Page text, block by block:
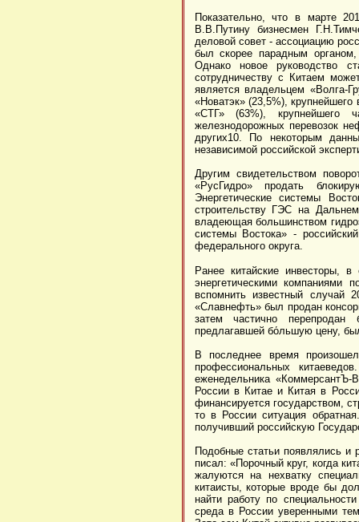
Показательно, что в марте
В.В.Путину бизнесмен
деловой совет - ассоциацию
был скорее парадным органом,
Однако новое руководство
сотрудничеству с Китаем
является владельцем «Волга-
«Новатэк» (23,5%),
«СТГ» (63%), крупнейшего
железнодорожных перевозок
других10. По некоторым
независимой российской
Другим свидетельством
«РусГидро» продать
Энергетические системы
строительству ГЭС на
владеющая большинством
системы Востока» -
федерального округа.
Ранее китайские инвесторы,
энергетическими компаниями
вспомнить известный случай
«Славнефть» был продан
затем частично перепродан
предлагавшей бόльшую цену,
В последнее время
профессиональных
еженедельника «КоммерсантЪ-
России в Китае и Китая в
финансируется государством,
то в России ситуация
получивший российскую
Подобные статьи появлялись
писал: «Порочный круг, когда
жалуются на нехватку
китаисты, которые вроде бы
найти работу по
среда в России уверенными